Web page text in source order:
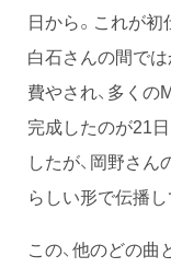
日から。これが
白石さんの間で
費やされ、多く
完成したのが21
したが、岡野さ
らしい形で伝播
この、他のどの曲